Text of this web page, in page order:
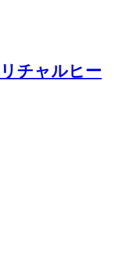
チャルヒー